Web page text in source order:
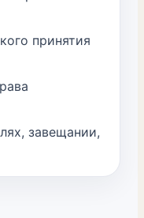
принятия
завещании,